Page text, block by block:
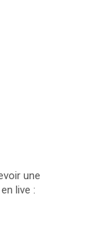
une
live :